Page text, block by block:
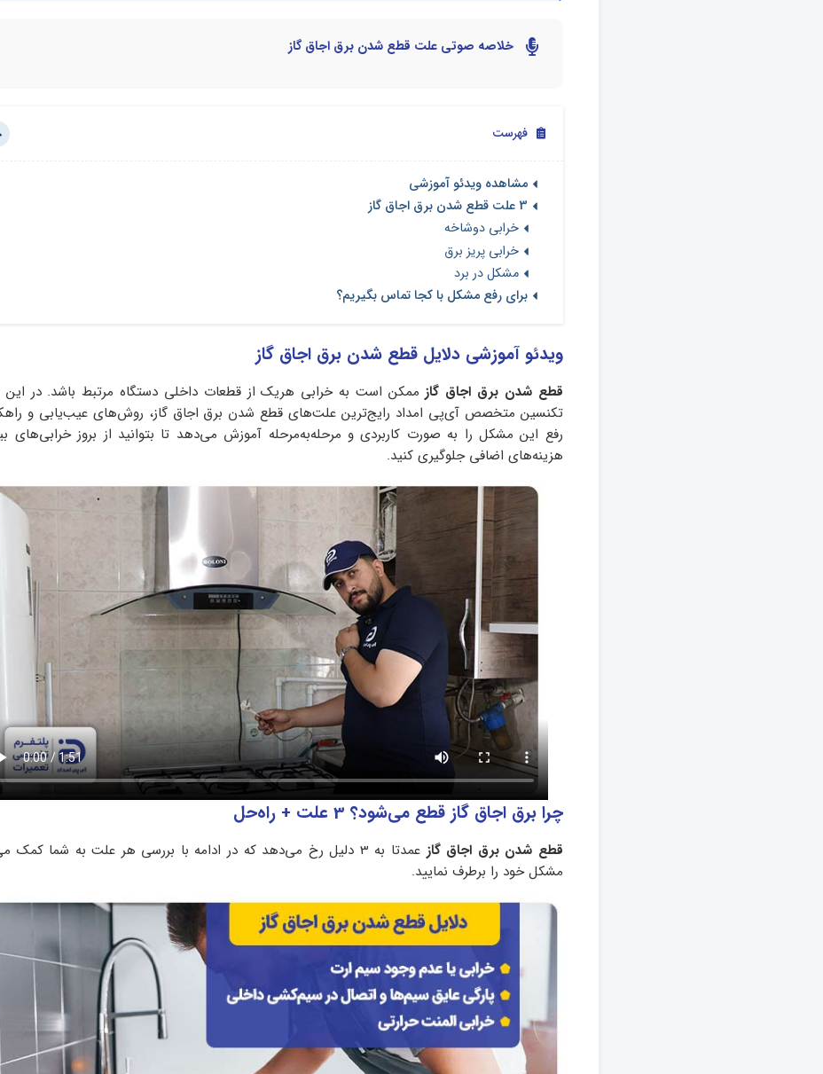
خلاصه صوتی علت قطع شدن برق اجاق گاز
فهرست
مشاهده ویدئو آموزشی
3 علت قطع شدن برق اجاق گاز
خرابی دوشاخه
خرابی پریز برق
مشکل در برد
برای رفع مشکل با کجا تماس بگیریم؟
ویدئو آموزشی دلایل قطع شدن برق اجاق گاز
قطع شدن برق اجاق گازممکن است به خرابی هریک از قطعات داخلی دستگاه مرتبط باشد. در این
تکنسین‌ متخصص آی‌پی امداد رایج‌ترین علت‌های قطع شدن برق اجاق گاز، روش‌های عیب‌یابی و
رفع این مشکل را به‌ صورت کاربردی و مرحله‌به‌مرحله آموزش می‌دهد تا بتوانید از بروز خرابی‌های
هزینه‌های اضافی جلوگیری کنید.
چرا برق اجاق گاز قطع می‌شود؟ 3 علت + راه‌حل
قطع شدن برق اجاق گاز
عمدتا به 3 دلیل رخ می‌دهد که در ادامه با بررسی هر علت به شما کمک
مشکل خود را برطرف نمایید.